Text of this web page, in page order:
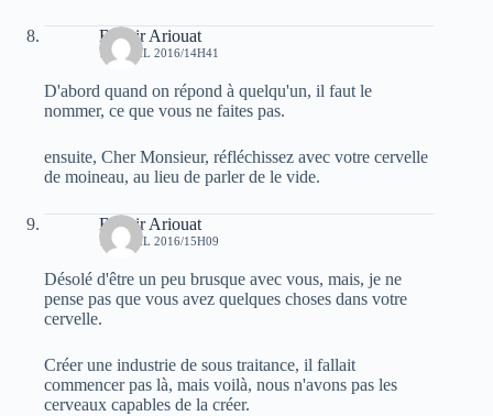
Bachir Ariouat
14 AVRIL 2016/14H41
D'abord quand on répond à quelqu'un, il faut le
nommer, ce que vous ne faites pas.
ensuite, Cher Monsieur, réfléchissez avec votre cervelle
de moineau, au lieu de parler de le vide.
Bachir Ariouat
14 AVRIL 2016/15H09
Désolé d'être un peu brusque avec vous, mais, je ne
pense pas que vous avez quelques choses dans votre
cervelle.
Créer une industrie de sous traitance, il fallait
commencer pas là, mais voilà, nous n'avons pas les
cerveaux capables de la créer.